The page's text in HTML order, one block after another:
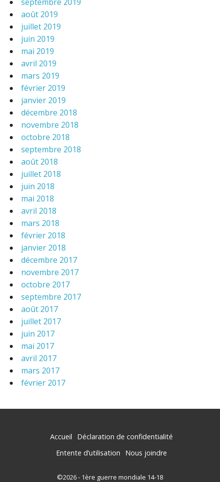
août 2019
juillet 2019
juin 2019
mai 2019
avril 2019
mars 2019
février 2019
janvier 2019
décembre 2018
novembre 2018
octobre 2018
septembre 2018
août 2018
juillet 2018
juin 2018
mai 2018
avril 2018
mars 2018
février 2018
janvier 2018
décembre 2017
novembre 2017
octobre 2017
septembre 2017
août 2017
juillet 2017
juin 2017
mai 2017
avril 2017
mars 2017
février 2017
Accueil
Déclaration de confidentialité
Entente d’utilisation
Nous joindre
©2026 - 1ère guerre mondiale 14-18